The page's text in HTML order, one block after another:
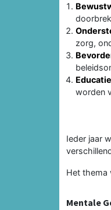
zorg,
worden
Ieder jaar
Het thema
Mentale